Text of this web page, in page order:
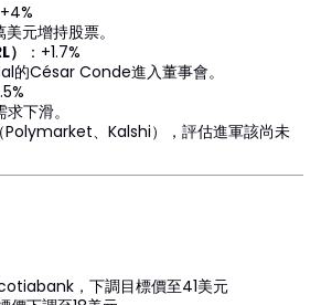
+4%
元增持股票。
：+1.7%
的César Conde進入董事會。
下滑。
Polymarket、Kalshi），評估進軍該尚未
，下調目標價至41美元